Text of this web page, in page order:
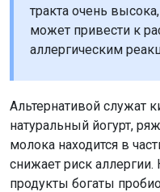
тракта очень
может привести к
аллергическим
Альтернативой служат
натуральный йогурт,
молока находится в
снижает риск
продукты богаты